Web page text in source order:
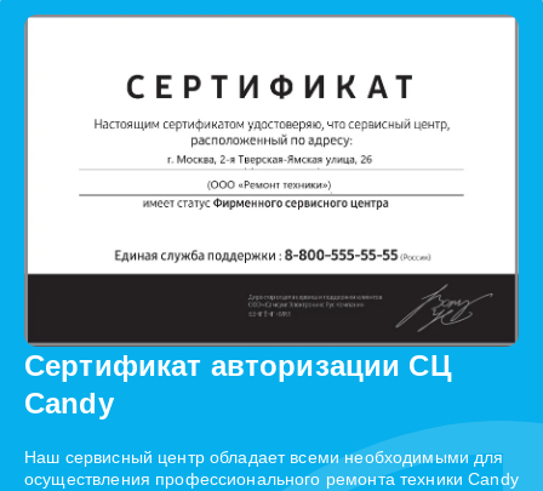
Сертификат авторизации СЦ
Candy
Наш сервисный центр обладает всеми необходимыми для
осуществления профессионального ремонта техники Candy